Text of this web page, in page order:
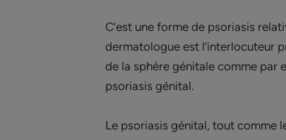
C’est une forme de psoriasis
dermatologue est l’interlocuteur
de la sphère génitale comme par
psoriasis génital.
Le psoriasis génital, tout comme